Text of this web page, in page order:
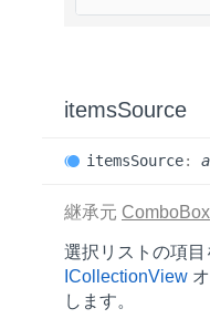
itemsSource
itemsSource:
継承元 ComboBox
選択リストの項
ICollectionView
します。